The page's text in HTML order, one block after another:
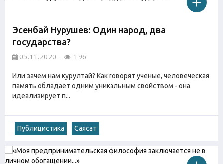
Эсенбай Нурушев: Один народ, два
государства?
05.11.2020 196
Или зачем нам курултай? Как говорят ученые, человеческая
память обладает одним уникальным свойством - она
идеализирует п...
Публицистика Саясат